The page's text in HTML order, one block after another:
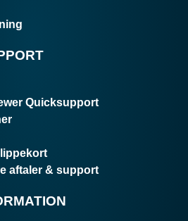
Quicksupport
aftaler & support